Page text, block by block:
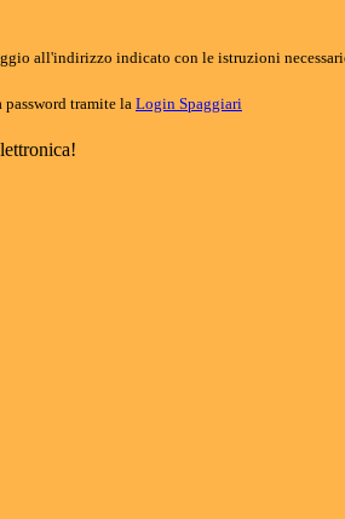
all'indirizzo indicato con le istruzioni
tramite la Login Spaggiari